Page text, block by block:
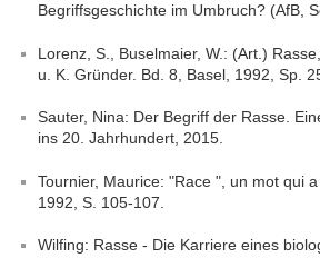
Begriffsgeschichte im Umbruch? (AfB,
Lorenz, S., Buselmaier, W.: (Art.)
u. K. Gründer. Bd. 8, Basel, 1992, Sp.
Sauter, Nina: Der Begriff der Rasse.
ins 20. Jahrhundert, 2015.
Tournier, Maurice: "Race ", un mot qui
1992, S. 105-107.
Wilfing: Rasse - Die Karriere eines